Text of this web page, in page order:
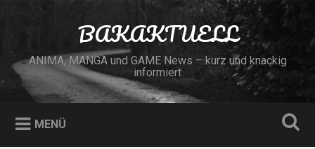
BAKAKTUELL
ANIMA, MANGA und GAME News – kurz und knackig
informiert
MENÜ